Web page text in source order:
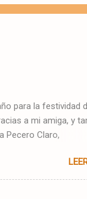
para la festividad
a mi amiga, y
Pecero Claro,
Pecero y
mientras
había instalado en la